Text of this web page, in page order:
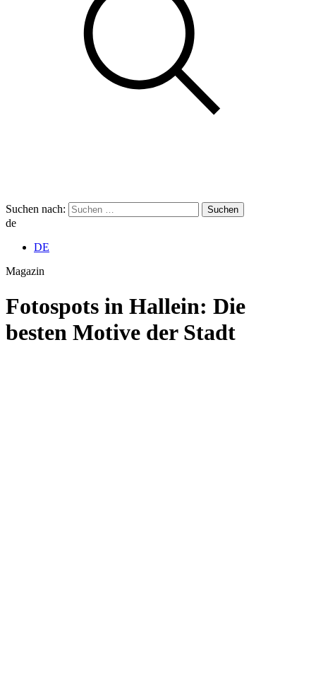
Suchen nach:
de
DE
Magazin
Fotospots in Hallein: Die
besten Motive der Stadt